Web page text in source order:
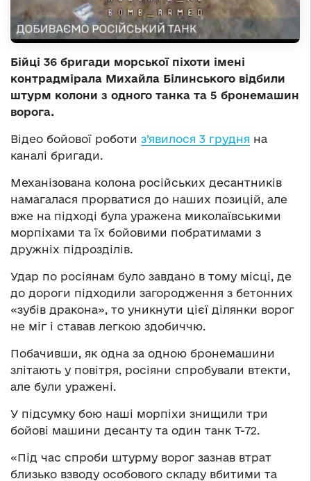
Бійці 36 бригади морської піхоти імені
контрадмірала Михайла Білинського відбили
штурм колони з одного танка та 5 бронемашин
ворога.
Відео бойової роботи з’явилося 3 грудня на
каналі бригади.
Механізована колона російських десантників
намагалася прорватися до наших позицій, але
вже на підході була уражена миколаївськими
морпіхами та їх бойовими побратимами з
дружніх підрозділів.
Удар по росіянам було завдано в тому місці, де
до дороги підходили загородження з бетонних
«зубів дракона», то уникнути цієї ділянки ворог
не міг і ставав легкою здобиччю.
Побачивши, як одна за одною бронемашини
злітають у повітря, росіяни спробували втекти,
але були уражені.
У підсумку бою наші морпіхи знищили три
бойові машини десанту та один танк Т-72.
«Під час спроби штурму ворог зазнав втрат
близько взводу особового складу вбитими та